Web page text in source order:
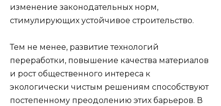
изменение законодательных норм,
стимулирующих устойчивое строительство.
Тем не менее, развитие технологий
переработки, повышение качества материалов
и рост общественного интереса к
экологически чистым решениям способствуют
постепенному преодолению этих барьеров. В